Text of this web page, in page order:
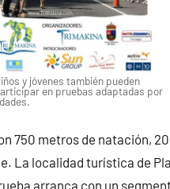
y jóvenes también pueden
en pruebas adaptadas por
750 metros de natación,
La localidad turística de
arranca con un